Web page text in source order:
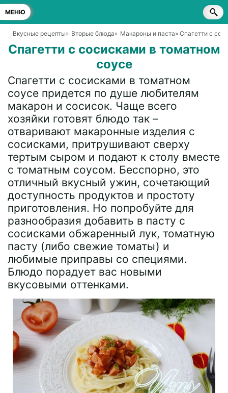
МЕНЮ
Вкусные рецепты» Вторые блюда» Макароны и паста» Спагетти с
Спагетти с сосисками в томатном
соусе
Спагетти с сосисками в томатном
соусе придется по душе любителям
макарон и сосисок. Чаще всего
хозяйки готовят блюдо так –
отваривают макаронные изделия с
сосисками, притрушивают сверху
тертым сыром и подают к столу вместе
с томатным соусом. Бесспорно, это
отличный вкусный ужин, сочетающий
доступность продуктов и простоту
приготовления. Но попробуйте для
разнообразия добавить в пасту с
сосисками обжаренный лук, томатную
пасту (либо свежие томаты) и
любимые приправы со специями.
Блюдо порадует вас новыми
вкусовыми оттенками.